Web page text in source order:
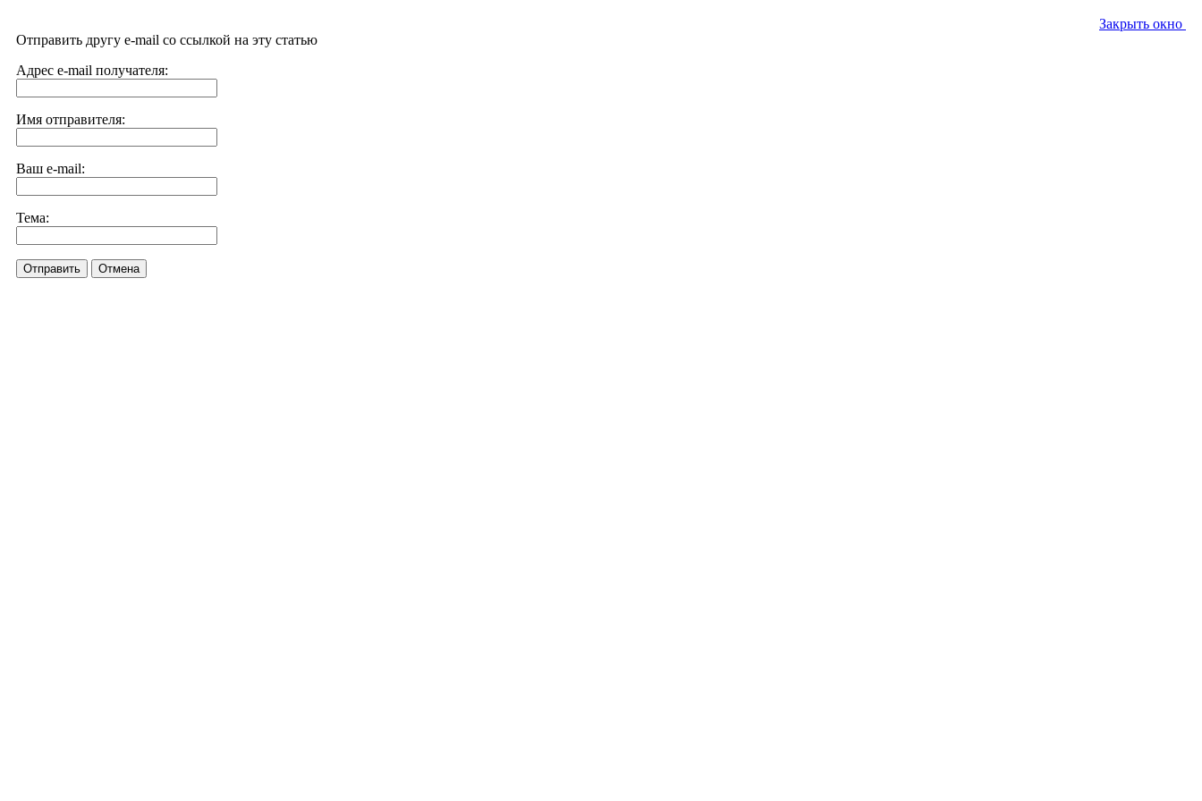
Закрыть окно
Отправить другу e-mail со ссылкой на эту статью
Адрес e-mail получателя:
Имя отправителя:
Ваш e-mail:
Тема:
Отправить Отмена